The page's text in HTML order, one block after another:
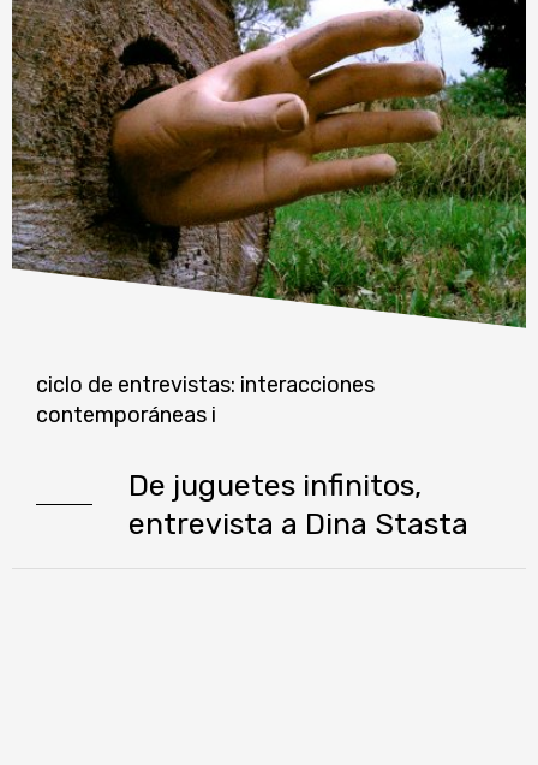
ciclo de entrevistas: interacciones
contemporáneas i
De juguetes infinitos,
entrevista a Dina Stasta